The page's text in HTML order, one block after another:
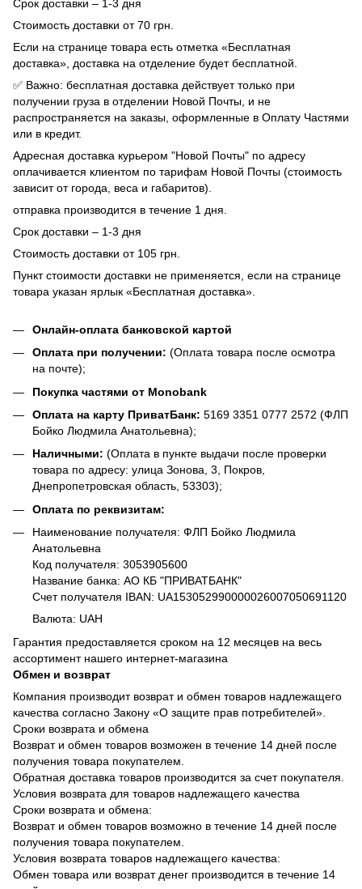
Срок доставки – 1-3 дня
Стоимость доставки от 70 грн.
Если на странице товара есть отметка «Бесплатная
доставка», доставка на отделение будет бесплатной.
✅ Важно: бесплатная доставка действует только при
получении груза в отделении Новой Почты, и не
распространяется на заказы, оформленные в Оплату Частями
или в кредит.
Адресная доставка курьером "Новой Почты" по адресу
оплачивается клиентом по тарифам Новой Почты (стоимость
зависит от города, веса и габаритов).
отправка производится в течение 1 дня.
Срок доставки – 1-3 дня
Стоимость доставки от 105 грн.
Пункт стоимости доставки не применяется, если на странице
товара указан ярлык «Бесплатная доставка».
Онлайн-оплата банковской картой
Оплата при получении: (Оплата товара после осмотра
на почте);
Покупка частями от Monobank
Оплата на карту ПриватБанк: 5169 3351 0777 2572 (ФЛП
Бойко Людмила Анатольевна);
Наличными: (Оплата в пункте выдачи после проверки
товара по адресу: улица Зонова, 3, Покров,
Днепропетровская область, 53303);
Оплата по реквизитам:
Наименование получателя: ФЛП Бойко Людмила
Анатольевна
Код получателя: 3053905600
Название банка: АО КБ "ПРИВАТБАНК"
Счет получателя IBAN: UA153052990000026007050691120
Валюта: UAH
Гарантия предоставляется сроком на 12 месяцев на весь
ассортимент нашего интернет-магазина
Обмен и возврат
Компания производит возврат и обмен товаров надлежащего
качества согласно Закону «О защите прав потребителей».
Сроки возврата и обмена
Возврат и обмен товаров возможен в течение 14 дней после
получения товара покупателем.
Обратная доставка товаров производится за счет покупателя.
Условия возврата для товаров надлежащего качества
Сроки возврата и обмена:
Возврат и обмен товаров возможно в течение 14 дней после
получения товара покупателем.
Условия возврата товаров надлежащего качества:
Обмен товара или возврат денег производится в течение 14